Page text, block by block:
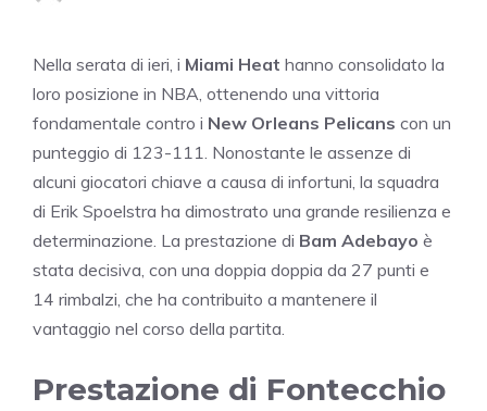
Nella serata di ieri, i Miami Heat hanno consolidato la
loro posizione in NBA, ottenendo una vittoria
fondamentale contro i New Orleans Pelicans con un
punteggio di 123-111. Nonostante le assenze di
alcuni giocatori chiave a causa di infortuni, la squadra
di Erik Spoelstra ha dimostrato una grande resilienza e
determinazione. La prestazione di Bam Adebayo è
stata decisiva, con una doppia doppia da 27 punti e
14 rimbalzi, che ha contribuito a mantenere il
vantaggio nel corso della partita.
Prestazione di Fontecchio